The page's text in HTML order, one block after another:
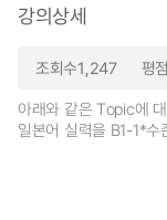
강의상세
조회수1,247 평점
아래와 같은 Topic에
일본어 실력을 B1-1*수
*B1-1는 유럽 언어 공